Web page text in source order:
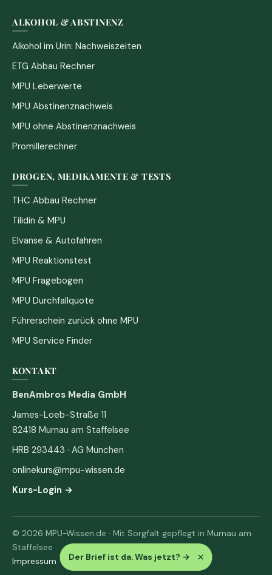
Der Brief ist da. Was jetzt? → ×
ALKOHOL & ABSTINENZ
Alkohol im Urin: Nachweiszeiten
ETG Abbau Rechner
MPU Leberwerte
MPU Abstinenznachweis
MPU ohne Abstinenznachweis
Promillerechner
DROGEN, MEDIKAMENTE & TESTS
THC Abbau Rechner
Tilidin & MPU
Elvanse & Autofahren
MPU Reaktionstest
MPU Fragebogen
MPU Durchfallquote
Führerschein zurück ohne MPU
MPU Service Finder
KONTAKT
BenAmbros Media GmbH
James-Loeb-Straße 11
82418 Murnau am Staffelsee
HRB 293443 · AG München
onlinekurs@mpu-wissen.de
Kurs-Login →
© 2026 MPU-Wissen.de · Mit Sorgfalt gepflegt in Murnau am
Staffelsee
Impressum · Datenschutz & AGB